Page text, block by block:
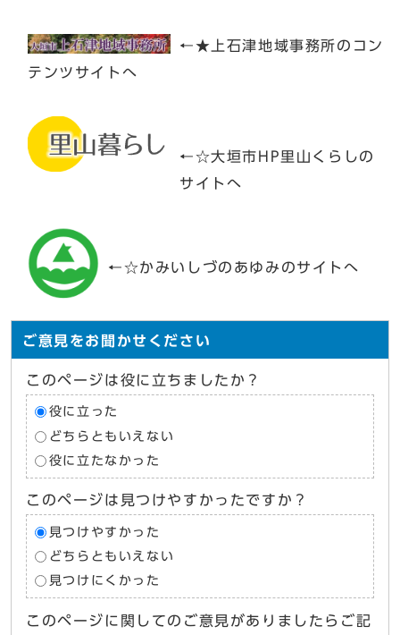
←★上石津地域事務所のコン
テンツサイトへ
←☆大垣市HP里山くらしの
サイトへ
←☆かみいしづのあゆみのサイトへ
ご意見をお聞かせください
このページは役に立ちましたか？
役に立った
どちらともいえない
役に立たなかった
このページは見つけやすかったですか？
見つけやすかった
どちらともいえない
見つけにくかった
このページに関してのご意見がありましたらご記